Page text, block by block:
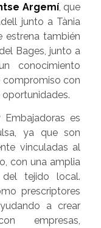
Argemí, que
junto a Tània
estrena también
Bages, junto a
conocimiento
con
es
ya que son
vinculadas al
con una amplia
tejido local.
prescriptores
a crear
empresas,